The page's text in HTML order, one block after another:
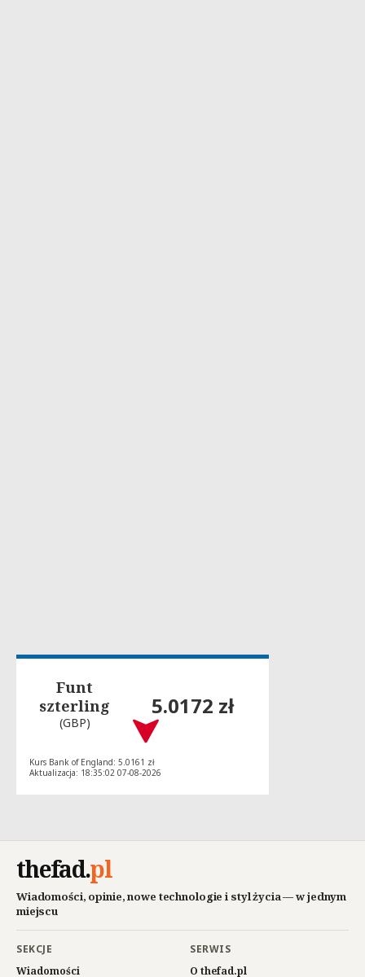
Funt
szterling
(GBP)
5.0172 zł
Kurs Bank of England: 5.0161 zł
Aktualizacja: 18:35:02 07-08-2026
thefad.pl
Wiadomości, opinie, nowe technologie i styl życia — w jednym
miejscu
SEKCJE
Wiadomości
SERWIS
O thefad.pl